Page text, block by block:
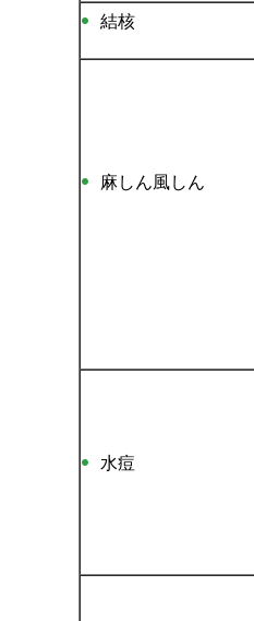
結核
麻しん風しん
水痘